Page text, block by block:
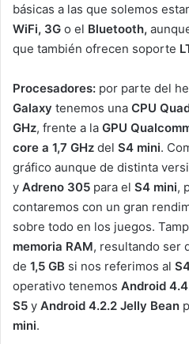
básicas a las que solemos
WiFi, 3G o el Bluetooth,
que también ofrecen soporte
Procesadores: por parte del
Galaxy tenemos una CPU
GHz, frente a la GPU
core a 1,7 GHz del S4 mini.
gráfico aunque de distinta
y Adreno 305 para el S4 mini,
contaremos con un gran
sobre todo en los juegos.
memoria RAM, resultando ser
de 1,5 GB si nos referimos al
operativo tenemos Android
S5 y Android 4.2.2 Jelly Bean
mini.